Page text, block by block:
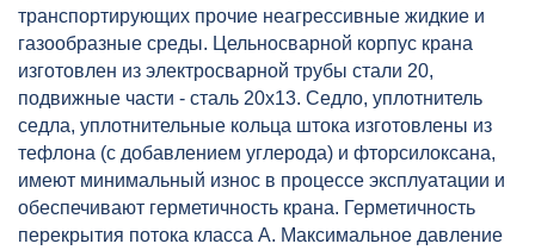
транспортирующих прочие неагрессивные жидкие и
газообразные среды. Цельносварной корпус крана
изготовлен из электросварной трубы стали 20,
подвижные части - сталь 20х13. Седло, уплотнитель
седла, уплотнительные кольца штока изготовлены из
тефлона (с добавлением углерода) и фторсилоксана,
имеют минимальный износ в процессе эксплуатации и
обеспечивают герметичность крана. Герметичность
перекрытия потока класса А. Максимальное давление